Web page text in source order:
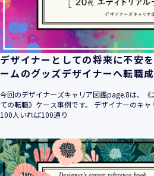
速かつ誠実に対応致します。
個人情報保護マネジメントシステ
の変化と実情を踏まえ、適時・適
をはかっていきます。
個人情報保護方針に関するお問合
情・相談窓口
株式会社 ユウクリ 個人情報保
〒151-0073 東京都渋谷区笹塚1-
ル 7F
info@y-create.co.jp
電話番号：03-6712-7970（土日休
デザイナーとしての将来に不安
ームのグッズデザイナーへ転職
今回のデザイナーズキャリア図鑑page.8は、
ての転職》ケース事例です。 デザイナーのキャ
100人いれば100通り